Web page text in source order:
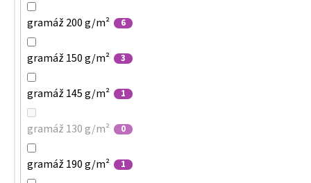
gramáž 200 g/m² 6
gramáž 150 g/m² 3
gramáž 145 g/m² 1
gramáž 130 g/m² 0
gramáž 190 g/m² 1